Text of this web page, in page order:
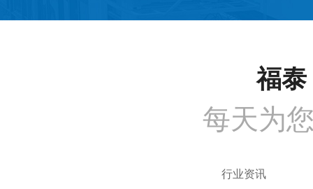
福泰
每天为
行业资讯